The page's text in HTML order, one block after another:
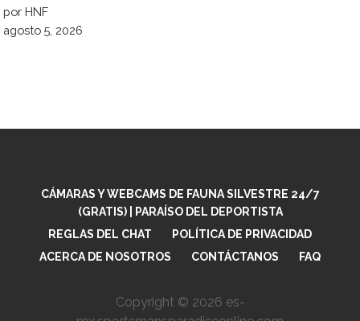
por HNF
agosto 5, 2026
CÁMARAS Y WEBCAMS DE FAUNA SILVESTRE 24/7
(GRATIS) | PARAÍSO DEL DEPORTISTA
REGLAS DEL CHAT
POLÍTICA DE PRIVACIDAD
ACERCA DE NOSOTROS
CONTÁCTANOS FAQ
Copyright © 2026 es-